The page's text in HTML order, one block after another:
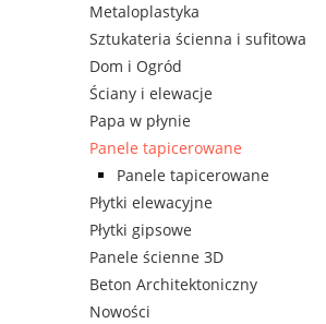
Metaloplastyka
Sztukateria ścienna i sufitowa
Dom i Ogród
Ściany i elewacje
Papa w płynie
Panele tapicerowane
Panele tapicerowane
Płytki elewacyjne
Płytki gipsowe
Panele ścienne 3D
Beton Architektoniczny
Nowości